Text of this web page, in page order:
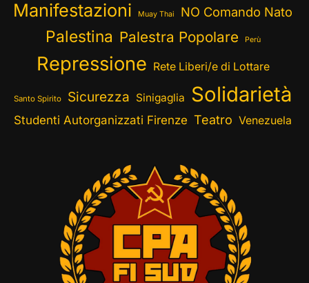
Manifestazioni Muay Thai NO Comando Nato
Palestina Palestra Popolare Perù
Repressione Rete Liberi/e di Lottare
Santo Spirito Sicurezza Sinigaglia Solidarietà
Studenti Autorganizzati Firenze Teatro Venezuela